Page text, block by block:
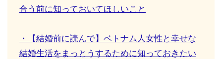
合う前に知っておいてほしいこと
・【結婚前に読んで】ベトナム人女性と幸せな
結婚生活をまっとうするために知っておきたい